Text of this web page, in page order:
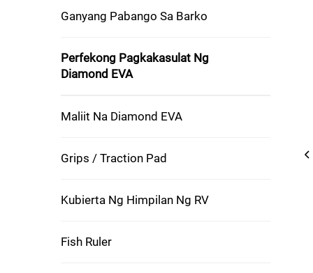
Ganyang Pabango Sa Barko
Perfekong Pagkakasulat Ng
Diamond EVA
Maliit Na Diamond EVA
Grips / Traction Pad
Kubierta Ng Himpilan Ng RV
Fish Ruler